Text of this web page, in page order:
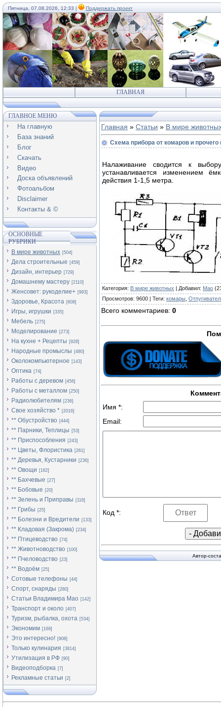
Пятница, 07.08.2026, 12:33 | Поддержать проект
ГЛАВНАЯ
ГЛАВНОЕ МЕНЮ
На главную
База знаний
Блог
Скачать
Видео
Доска объявлений
Фотоальбом
Disclaimer
Контакты & ©
ОСНОВНЫЕ
РУБРИКИ
В мире животных [504]
Дела строительные [459]
Дизайн, интерьер [729]
Домашнему мастеру [2110]
Женсовет: рукоделие+ [993]
Здоровье, Красота [608]
Игры, игрушки [335]
Мебель [275]
Моделирование [273]
На кухне + Рецепты [928]
Народные промыслы [480]
Околокомпьютерное [143]
Оптика [74]
Работы с деревом [456]
Работы с металлом [250]
Радиолюбителям [236]
Свое хозяйство * [2016]
** Обустройство [444]
** Парники, Теплицы [53]
** Приспособления [243]
** Цветы, Флористика [261]
** Деревья, Кустарники [236]
** Овощи [162]
** Бахчевые [27]
** Бобовые [20]
** Зелень и Приправы [116]
** Грибы [25]
** Болезни и Вредители [133]
** Кладовая (Закрома) [234]
** Птицеводство [74]
** Животноводство [100]
** Пчеловодство [23]
** Водоём [25]
Сотовые телефоны [44]
Спорт, снаряды [280]
Статьи Владимира Мао [142]
Транспорт и около [407]
Туризм, рыбалка, охота [534]
Экономим [169]
Это интересно! [908]
Только кулинария [3814]
Утилизация в РФ [90]
Видеоподборка [7]
Рекламные статьи [2]
Главная » Статьи » В мире
Схема прибора от комаров и прочего
Налаживание сводится к
устанавливается изменением
действия 1-1,5 метра.
Категория: В мире животных | Добавил: Mao
Просмотров: 9600 | Теги: комары
Всего комментариев: 0
Имя *:
Email:
Код *:
Автор-